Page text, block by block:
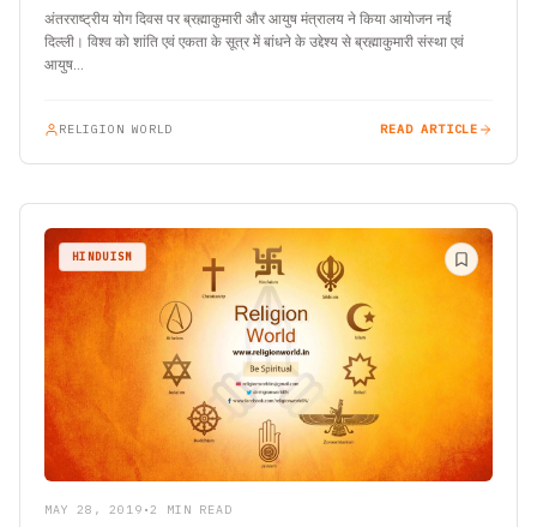
अंतरराष्ट्रीय योग दिवस पर ब्रह्माकुमारी और आयुष मंत्रालय ने किया आयोजन नई
दिल्ली। विश्व को शांति एवं एकता के सूत्र में बांधने के उद्देश्य से ब्रह्माकुमारी संस्था एवं
आयुष…
RELIGION WORLD READ ARTICLE
HINDUISM
MAY 28, 2019 •2 MIN READ